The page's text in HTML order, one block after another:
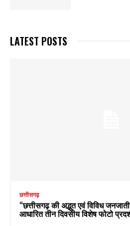
LATEST POSTS
छत्तीसगढ़
“छत्तीसगढ़ की अद्भुत एवं विविध
आधारित तीन दिवसीय विशेष फोटो